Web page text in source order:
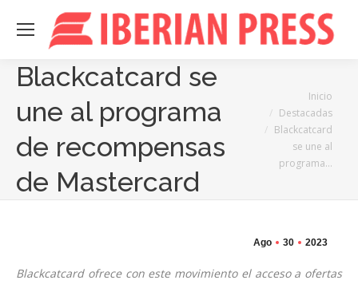
Blackcatcard se
une al programa
de recompensas
de Mastercard
Inicio
Destacadas
Blackcatcard
se une al
programa…
Ago 30 2023
Blackcatcard ofrece con este movimiento el acceso a ofertas